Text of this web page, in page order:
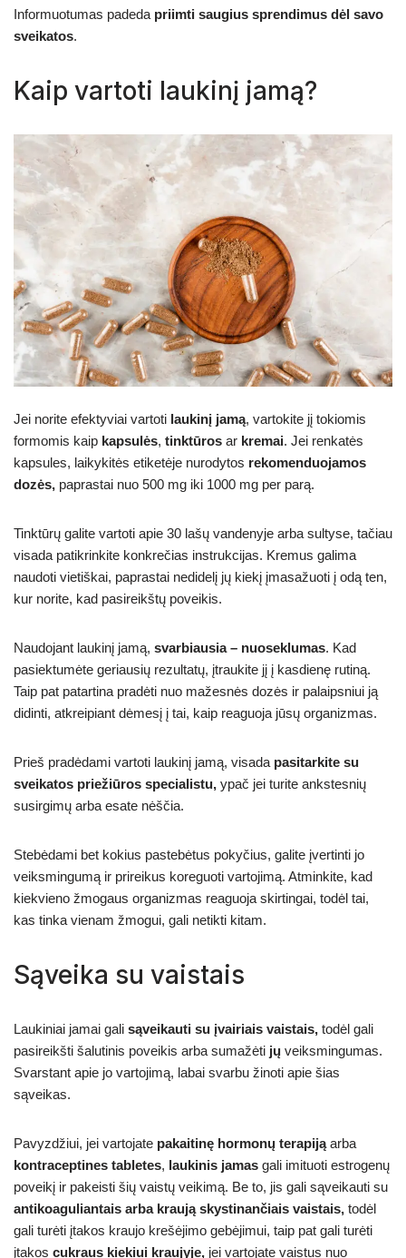
Informuotumas padeda priimti saugius sprendimus dėl savo
sveikatos.
Kaip vartoti laukinį jamą?
Jei norite efektyviai vartoti laukinį jamą, vartokite jį tokiomis
formomis kaip kapsulės, tinktūros ar kremai. Jei renkatės
kapsules, laikykitės etiketėje nurodytos rekomenduojamos
dozės, paprastai nuo 500 mg iki 1000 mg per parą.
Tinktūrų galite vartoti apie 30 lašų vandenyje arba sultyse, tačiau
visada patikrinkite konkrečias instrukcijas. Kremus galima
naudoti vietiškai, paprastai nedidelį jų kiekį įmasažuoti į odą ten,
kur norite, kad pasireikštų poveikis.
Naudojant laukinį jamą, svarbiausia – nuoseklumas. Kad
pasiektumėte geriausių rezultatų, įtraukite jį į kasdienę rutiną.
Taip pat patartina pradėti nuo mažesnės dozės ir palaipsniui ją
didinti, atkreipiant dėmesį į tai, kaip reaguoja jūsų organizmas.
Prieš pradėdami vartoti laukinį jamą, visada pasitarkite su
sveikatos priežiūros specialistu, ypač jei turite ankstesnių
susirgimų arba esate nėščia.
Stebėdami bet kokius pastebėtus pokyčius, galite įvertinti jo
veiksmingumą ir prireikus koreguoti vartojimą. Atminkite, kad
kiekvieno žmogaus organizmas reaguoja skirtingai, todėl tai,
kas tinka vienam žmogui, gali netikti kitam.
Sąveika su vaistais
Laukiniai jamai gali sąveikauti su įvairiais vaistais, todėl gali
pasireikšti šalutinis poveikis arba sumažėti jų veiksmingumas.
Svarstant apie jo vartojimą, labai svarbu žinoti apie šias
sąveikas.
Pavyzdžiui, jei vartojate pakaitinę hormonų terapijąarba
kontraceptines tabletes, laukinis jamas gali imituoti estrogenų
poveikį ir pakeisti šių vaistų veikimą. Be to, jis gali sąveikauti su
antikoaguliantais arba kraują skystinančiais vaistais, todėl
gali turėti įtakos kraujo krešėjimo gebėjimui, taip pat gali turėti
įtakos cukraus kiekiui kraujyje, jei vartojate vaistus nuo